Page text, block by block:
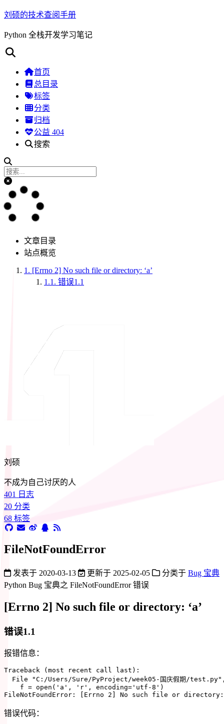
刘硕的技术查阅手册
Python 全栈开发学习笔记
首页
总目录
标签
分类
归档
公益 404
搜索
文章目录
站点概览
1. [Errno 2] No such file or directory: ‘a’
1.1. 错误1.1
刘硕
不成为自己讨厌的人
401
日志
20 分类
68 标签
FileNotFoundError
发表于 2020-03-13 更新于 2025-02-05 分类于 Bug 宝典
Python Bug 宝典之 FileNotFoundError 错误
[Errno 2] No such file or directory: ‘a’
错误1.1
报错信息：
Traceback ( most recent call last ) :
  File
"C:/Users/Sure/PyProject/week05-国庆假期/test.py"
    f
= open ( 'a' , 'r' , encoding= 'utf-8' )
FileNotFoundError : Errno 2 No such file or directory :
错误代码：